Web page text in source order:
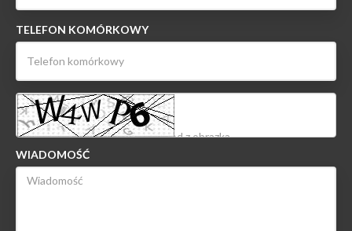
TELEFON KOMÓRKOWY
WIADOMOŚĆ